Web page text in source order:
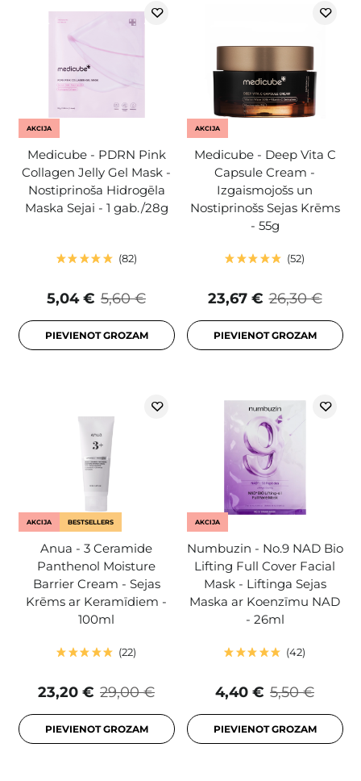
AKCIJA
Medicube - PDRN Pink
Collagen Jelly Gel Mask -
Nostiprinoša Hidrogēla
Maska Sejai - 1 gab./28g
82
5,60 €
5,04 €
PIEVIENOT GROZAM
AKCIJA
Medicube - Deep Vita C
Capsule Cream -
Izgaismojošs un
Nostiprinošs Sejas Krēms
- 55g
52
26,30 €
23,67 €
PIEVIENOT GROZAM
AKCIJA BESTSELLERS
Anua - 3 Ceramide
Panthenol Moisture
Barrier Cream - Sejas
Krēms ar Keramīdiem -
100ml
22
29,00 €
23,20 €
PIEVIENOT GROZAM
AKCIJA
Numbuzin - No.9 NAD Bio
Lifting Full Cover Facial
Mask - Liftinga Sejas
Maska ar Koenzīmu NAD
- 26ml
42
5,50 €
4,40 €
PIEVIENOT GROZAM